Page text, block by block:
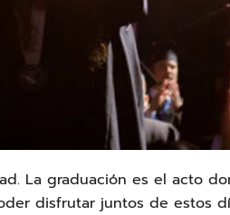
La graduación es el acto
disfrutar juntos de estos